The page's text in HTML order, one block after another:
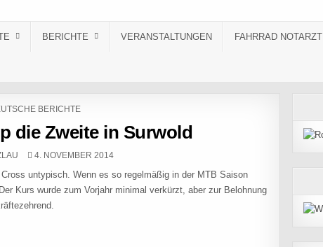
BERICHTE VERANSTALTUNGEN FAHRRAD NOTARZT
IN BERICHTE
die Zweite in Surwold
PUBLISHED DATE:
4. NOVEMBER 2014
untypisch. Wenn es so regelmäßig in der MTB Saison
Kurs wurde zum Vorjahr minimal verkürzt, aber zur Belohnung